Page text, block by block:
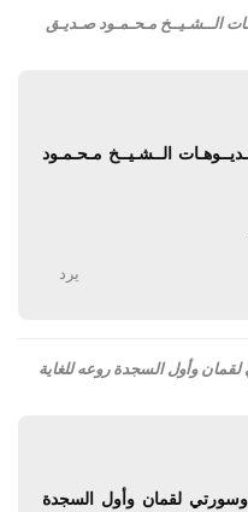
الــشـيــخ مـحـمـود صـديـق
الــشـيــخ مـحـمـود
يرد
وأول السجدة روعه للغاية
لقمان وأول السجدة